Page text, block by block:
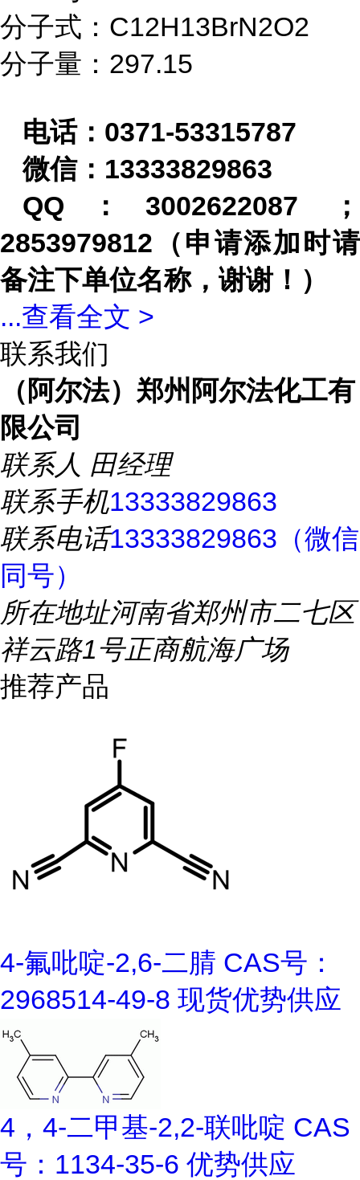
分子式：C12H13BrN2O2
分子量：297.15
电话： 0371-53315787
微信： 13333829863
QQ ：3002622087
；
2853979812 （申请添加时请
备注下单位名称，谢谢！）
...查看全文 >
联系我们
（阿尔法）郑州阿尔法化工有
限公司
联系人 田经理
联系手机13333829863
联系电话13333829863（微信
同号）
所在地址河南省郑州市二七区
祥云路1号正商航海广场
推荐产品
4-氟吡啶-2,6-二腈 CAS号：
2968514-49-8 现货优势供应
4，4-二甲基-2,2-联吡啶 CAS
号：1134-35-6 优势供应